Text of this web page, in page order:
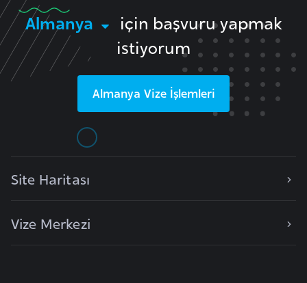
Almanya
için başvuru yapmak
istiyorum
Almanya Vize İşlemleri
Site Haritası
Vize Merkezi
o
k
a
g